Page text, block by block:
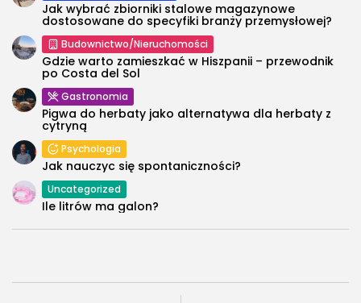
Jak wybrać zbiorniki stalowe magazynowe
dostosowane do specyfiki branży przemysłowej?
Budownictwo/Nieruchomości
Gdzie warto zamieszkać w Hiszpanii – przewodnik
po Costa del Sol
Gastronomia
Pigwa do herbaty jako alternatywa dla herbaty z
cytryną
Psychologia
Jak nauczyc się spontaniczności?
Uncategorized
Ile litrów ma galon?